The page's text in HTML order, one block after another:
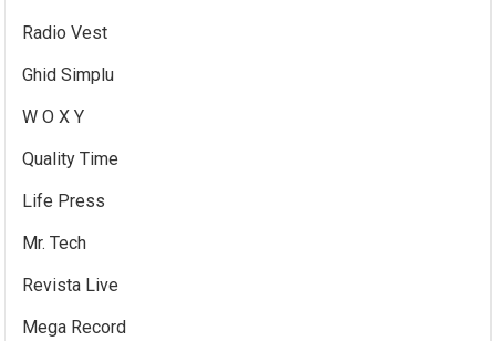
Radio Vest
Ghid Simplu
W O X Y
Quality Time
Life Press
Mr. Tech
Revista Live
Mega Record